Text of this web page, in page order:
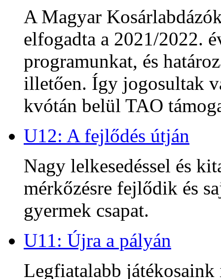
A Magyar
elfogadta a 2021/2022.
programunkat, és
illetően. Így jogosultak
kvótán belül TAO
U12: A fejlődés útján
Nagy lelkesedéssel és
mérkőzésre fejlődik és
gyermek csapat.
U11: Újra a pályán
Legfiatalabb